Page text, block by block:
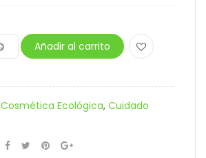
Añadir al carrito
Cosmética Ecológica, Cuidado